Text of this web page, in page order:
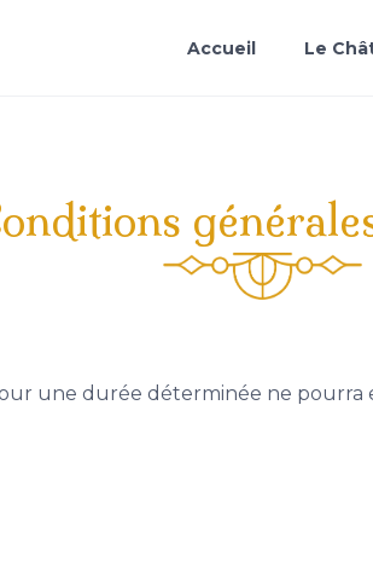
Accueil Le
une durée déterminée ne pourra